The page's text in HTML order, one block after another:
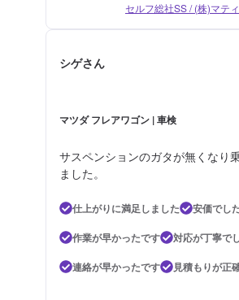
セルフ総社SS / (株)マテ
シゲさん
マツダ フレアワゴン | 車検
サスペンションのガタが無くなり
ました。
仕上がりに満足しました
安価でし
作業が早かったです
対応が丁寧で
連絡が早かったです
見積もりが正